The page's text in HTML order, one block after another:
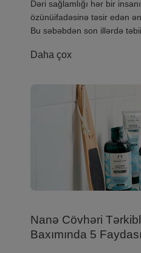
Dəri sağlamlığı hər bir
özünüifadəsinə təsir edən
Bu səbəbdən son illərdə
Daha çox
Nanə Cövhəri
Baxımında 5 Faydası